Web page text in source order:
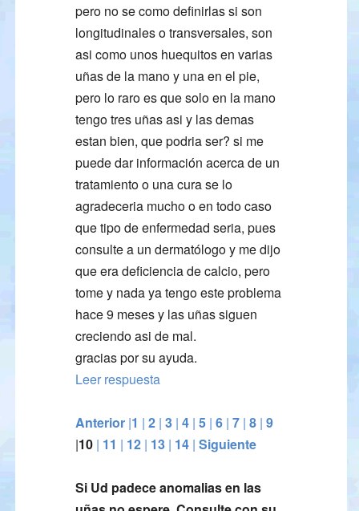
pero no se como definirlas si son
longitudinales o transversales, son
asi como unos huequitos en varias
uñas de la mano y una en el pie,
pero lo raro es que solo en la mano
tengo tres uñas asi y las demas
estan bien, que podria ser? si me
puede dar información acerca de un
tratamiento o una cura se lo
agradeceria mucho o en todo caso
que tipo de enfermedad seria, pues
consulte a un dermatólogo y me dijo
que era deficiencia de calcio, pero
tome y nada ya tengo este problema
hace 9 meses y las uñas siguen
creciendo asi de mal.
gracias por su ayuda.
Leer respuesta
Anterior |1 |2 |3 |4 |5 |6 |7 |8 |9
|10 | 11 | 12 | 13 | 14 |Siguiente
Si Ud padece anomalias en las